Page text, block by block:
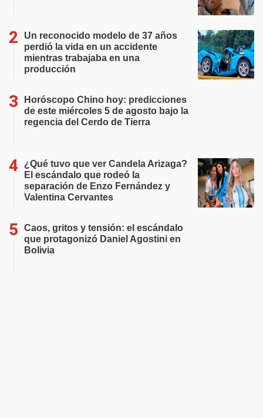
Un reconocido modelo de 37 años
perdió la vida en un accidente
mientras trabajaba en una
producción
Horóscopo Chino hoy: predicciones
de este miércoles 5 de agosto bajo la
regencia del Cerdo de Tierra
¿Qué tuvo que ver Candela Arizaga?
El escándalo que rodeó la
separación de Enzo Fernández y
Valentina Cervantes
Caos, gritos y tensión: el escándalo
que protagonizó Daniel Agostini en
Bolivia